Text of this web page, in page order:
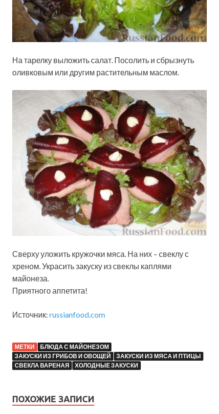
На тарелку выложить салат. Посолить и сбрызнуть
оливковым или другим растительным маслом.
Сверху уложить кружочки мяса. На них – свеклу с
хреном. Украсить закуску из свеклы каплями
майонеза.
Приятного аппетита!
Источник: russianfood.com
МЕТКИ
БЛЮДА С МАЙОНЕЗОМ
ЗАКУСКИ ИЗ ГРИБОВ И ОВОЩЕЙ
ЗАКУСКИ ИЗ МЯСА И ПТИЦЫ
СВЕКЛА ВАРЕНАЯ
ХОЛОДНЫЕ ЗАКУСКИ
ПОХОЖИЕ ЗАПИСИ